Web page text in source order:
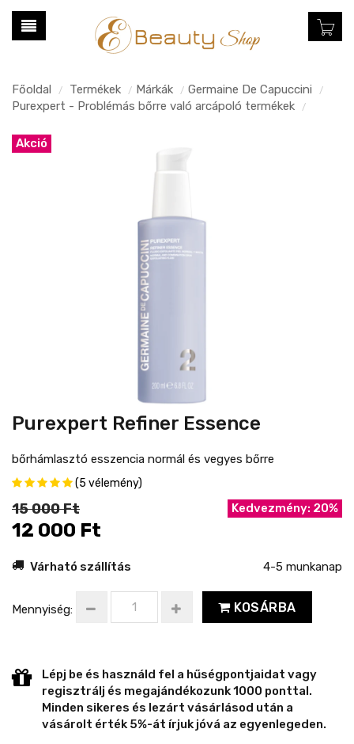
Főoldal / Termékek / Márkák / Germaine De Capuccini /
Purexpert - Problémás bőrre való arcápoló termékek /
Akció
Purexpert Refiner Essence
bőrhámlasztó esszencia normál és vegyes bőrre
(5 vélemény)
15 000 Ft
12 000 Ft
Kedvezmény: 20%
Várható szállítás 4-5 munkanap
Mennyiség: KOSÁRBA
Lépj be és használd fel a hűségpontjaidat vagy
regisztrálj és megajándékozunk 1000 ponttal.
Minden sikeres és lezárt vásárlásod után a
vásárolt érték 5%-át írjuk jóvá az egyenlegeden.